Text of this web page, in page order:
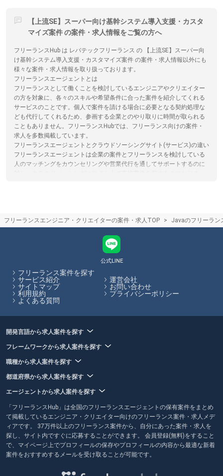
【上流SE】スーパー向け基幹システム導入支援・カスタ
マイズ案件 の案件・求人情報をご覧の方へ
フリーランスHub は レバテックフリーランス の 【上流SE】スーパー向
け基幹システム導入支援・カスタマイズ案件 の案件・求人情報以外にも
様々な案件・求人情報を取り扱っております。
フリーランスエージェントとは
フリーランスとして働くことを検討しているエンジニアやクリエイター
の方を対象に、各々のスキルや希望条件に合った案件を紹介してくれる
サービスのことです。個人で案件を請ける場合に必要となる契約処理な
ども代行してくれるため、参画する企業とのやり取りに時間が取られる
こともありません。フリーランスHubでは、フリーランス向けの案件・
求人を多数掲載しています。
フリーランスエージェントとクラウドソーシングサイト(サービス)の違い
フリーランスエージェントは企業の案件とフリーランスを検討している
人のマッチングをカウンセリングや営業代行を通してサポートするのに
エンジニアがフリーランスエージェントを選ぶコツ
くれるエージェントもあるため、自らの希望に合った案件があるかを考
慮してエージェントを選ぶことがおすすめです。フリーランスHubで
は、フリーランスエージェントの各特徴やおすすめポイントの閲覧、エ
ージェントへの応募を一括で行うことができます。
フリーランスHubはお客様のフリーランス案件探しを最大限サポートし
ていきます。
フリーランスエンジニア・クリエイターの案件・求人TOP Javaのフリーラン
公式LINE
フリーランス案件を探す
サービス紹介
運営会社
サイトマップ
お問い合わせ
利用規約
プライバシーポリシー
よくある質問
開発言語から求人案件を探す
フレームワークから求人案件を探す
職種から求人案件を探す
都道府県から求人案件を探す
エージェントから求人案件を探す
「フリーランスHub」は全国のフリーランスエージェントの保有案件をまとめ
て掲載しているエンジニア・クリエイター向けのフリーランス案件・求人メデ
ィアです。 37万件以上のフリーランス案件から、自分にあった案件・求人を
探し、サイト内ですぐに応募することができます。 会員登録(無料)をすること
で、マイページ上でプロフィールの保存やプロフィールの内容から最適な新着
案件をおすすめするメールを受け取ることが可能です。